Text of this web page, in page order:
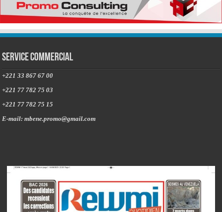
Service commercial
+221 33 867 67 00
+221 77 782 75 03
+221 77 782 75 15
E-mail: mbene.promo@gmail.com